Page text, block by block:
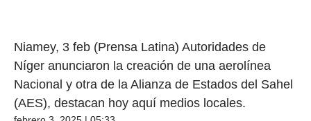
Niamey, 3 feb (Prensa Latina) Autoridades de
Níger anunciaron la creación de una aerolínea
Nacional y otra de la Alianza de Estados del Sahel
(AES), destacan hoy aquí medios locales.